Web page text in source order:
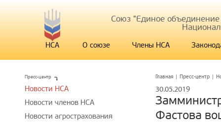
Союз "Единое
НСА О союзе Члены НСА
Главная | Пресс-центр |
30.05.2019
Фастова
Пресс-центр
Новости НСА
Новости членов НСА
Новости агрострахования